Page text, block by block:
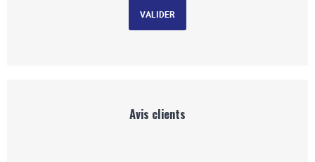
Avis clients